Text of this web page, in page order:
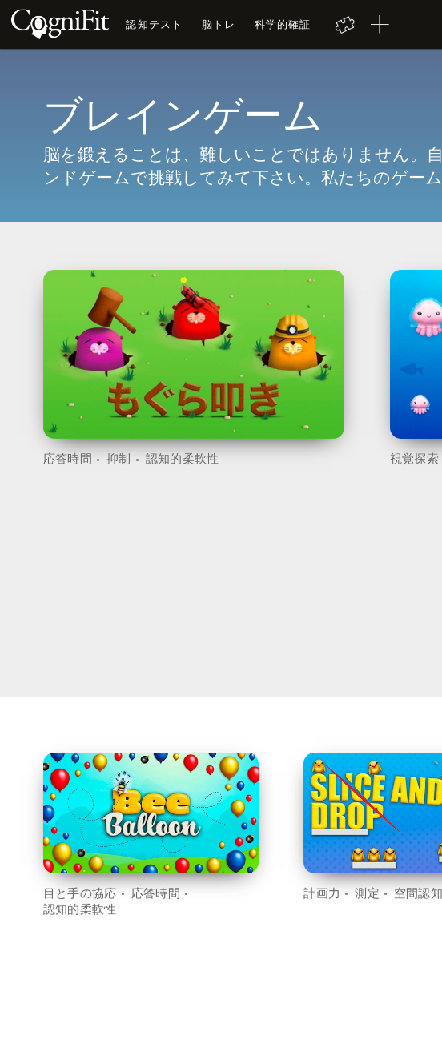
認知テスト 脳トレ 科学的確証
ブレインゲーム
脳を鍛えることは、難しいことではありません。
ンドゲームで挑戦してみて下さい。私たちのゲー
応答時間 抑制 認知的柔軟性 視覚探索
目と手の協応
応答時間
認知的柔軟性
計画力 測定 空間認知